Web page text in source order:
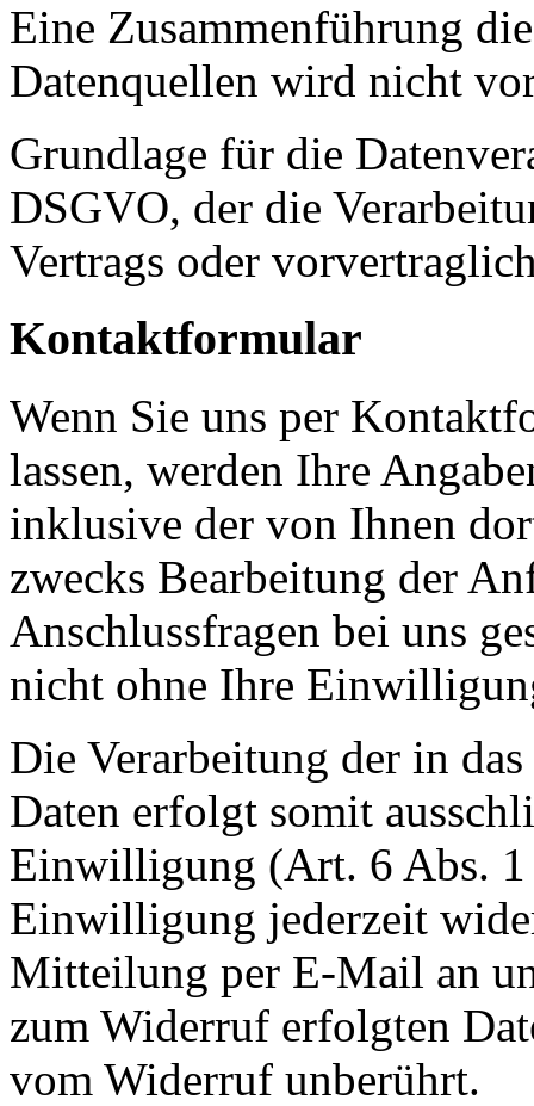
Eine Zusammenführung
Datenquellen wird nicht
Grundlage für die
DSGVO, der die
Vertrags oder
Kontaktformular
Wenn Sie uns per
lassen, werden Ihre
inklusive der von Ihnen
zwecks Bearbeitung der
Anschlussfragen bei uns
nicht ohne Ihre
Die Verarbeitung der in
Daten erfolgt somit
Einwilligung (Art. 6 Abs. 1
Einwilligung jederzeit
Mitteilung per E-Mail an
zum Widerruf erfolgten
vom Widerruf unberührt.